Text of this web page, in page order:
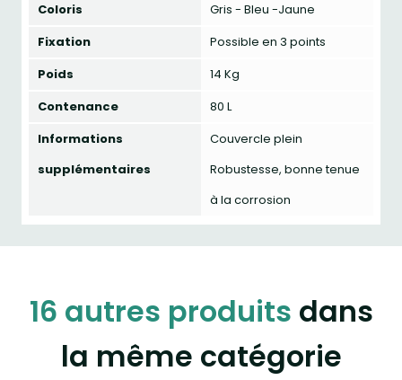
Coloris
Gris - Bleu -Jaune
Fixation
Possible en 3 points
Poids
14 Kg
Contenance
80 L
Informations
supplémentaires
Couvercle plein
Robustesse, bonne tenue
à la corrosion
16 autres produits dans
la même catégorie